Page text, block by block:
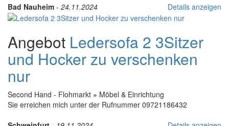
Bad Nauheim - 24.11.2024 Details anzeigen
Angebot Ledersofa 2 3Sitzer
und Hocker zu verschenken
nur
Second Hand - Flohmarkt » Möbel & Einrichtung
Sie erreichen mich unter der Rufnummer 09721186432